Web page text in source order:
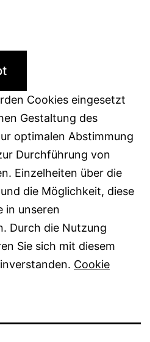
Cookies eingesetzt
Gestaltung des
optimalen Abstimmung
Durchführung von
Einzelheiten über die
die Möglichkeit, diese
in unseren
Durch die Nutzung
Sie sich mit diesem
Cookie